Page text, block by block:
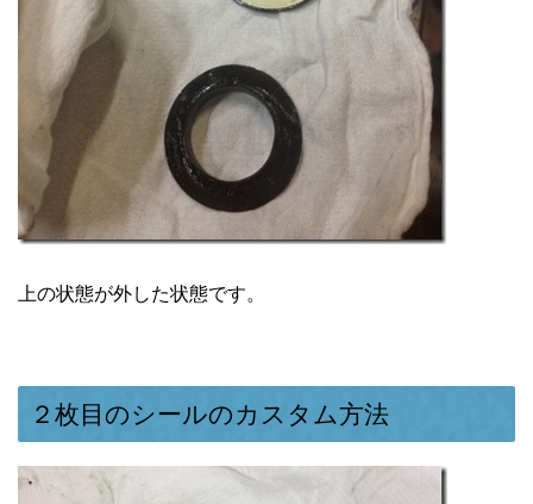
上の状態が外した状態です。
２枚目のシールのカスタム方法